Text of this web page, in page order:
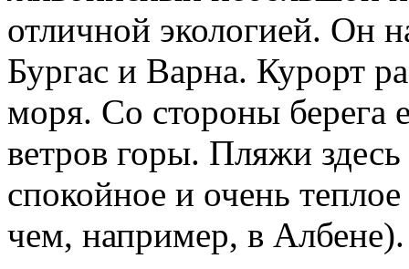
отличной экологией. Он
Бургас и Варна. Курорт
моря. Со стороны
ветров горы. Пляжи
спокойное и очень
чем, например, в Албене).